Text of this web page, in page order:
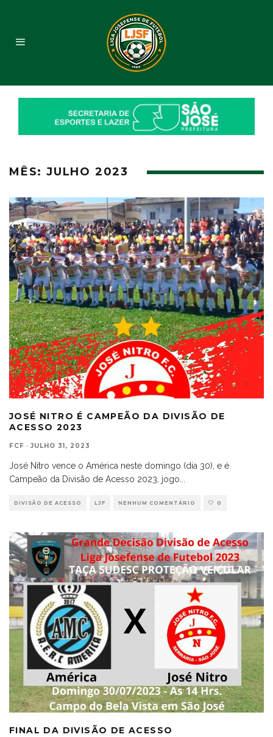
MÊS: JULHO 2023
JOSÉ NITRO É CAMPEÃO DA DIVISÃO DE
ACESSO 2023
FCF · JULHO 31, 2023
José Nitro vence o América neste domingo (dia 30), e é
Campeão da Divisão de Acesso 2023, jogo...
DIVISÃO DE ACESSO LJF NENHUM COMENTÁRIO 0
FINAL DA DIVISÃO DE ACESSO